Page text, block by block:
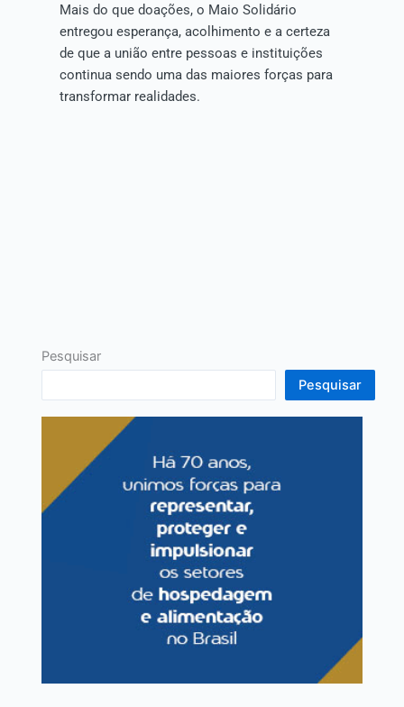
Mais do que doações, o Maio Solidário
entregou esperança, acolhimento e a certeza
de que a união entre pessoas e instituições
continua sendo uma das maiores forças para
transformar realidades.
Pesquisar
Pesquisar